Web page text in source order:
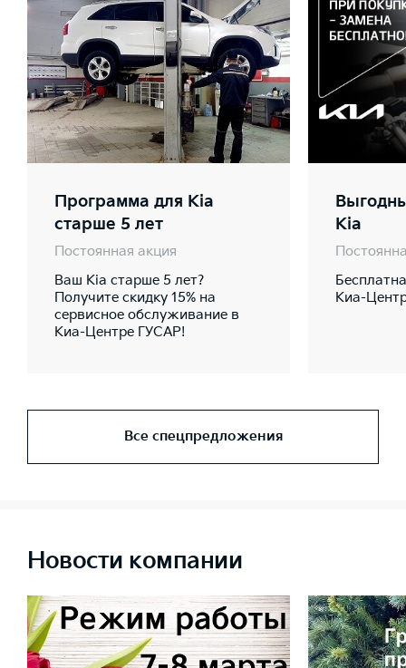
Программа для Kia
старше 5 лет
Постоянная акция
Ваш Kia старше 5 лет?
Получите скидку 15% на
сервисное обслуживание в
Киа-Центре ГУСАР!
Kia
Киа-
Все спецпредложения
Новости компании